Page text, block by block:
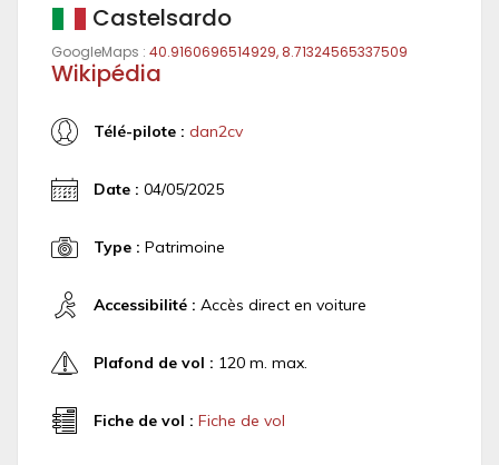
Castelsardo
GoogleMaps : 40.9160696514929, 8.71324565337509
Wikipédia
Télé-pilote : dan2cv
Date : 04/05/2025
Type : Patrimoine
Accessibilité : Accès direct en voiture
Plafond de vol : 120 m. max.
Fiche de vol : Fiche de vol